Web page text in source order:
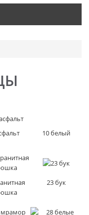
10 белый
23 бук